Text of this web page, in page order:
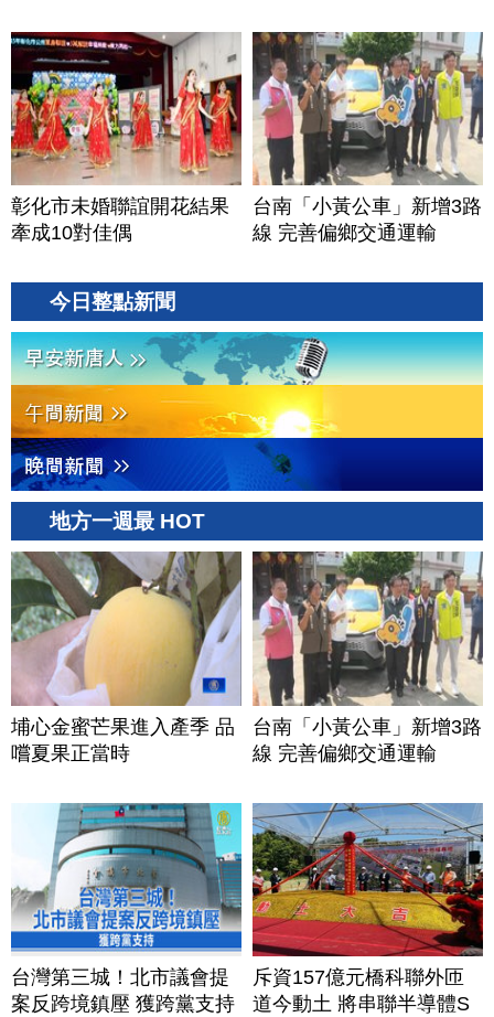
彰化市未婚聯誼開花結果
牽成10對佳偶
台南「小黃公車」新增3路
線 完善偏鄉交通運輸
今日整點新聞
地方一週最 HOT
埔心金蜜芒果進入產季 品
嚐夏果正當時
台南「小黃公車」新增3路
線 完善偏鄉交通運輸
台灣第三城！北市議會提
案反跨境鎮壓 獲跨黨支持
斥資157億元橋科聯外匝
道今動土 將串聯半導體S